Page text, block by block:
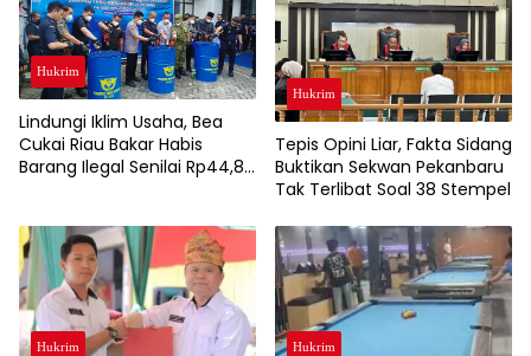
Hukrim
Lindungi Iklim Usaha, Bea
Cukai Riau Bakar Habis
Barang Ilegal Senilai Rp44,8
Hukrim
Tepis Opini Liar, Fakta Sidang
Buktikan Sekwan Pekanbaru
Tak Terlibat Soal 38 Stempel
Hukrim Hukrim